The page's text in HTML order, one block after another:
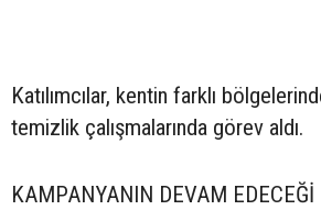
Katılımcılar, kentin farklı
temizlik çalışmalarında görev aldı.
KAMPANYANIN DEVAM